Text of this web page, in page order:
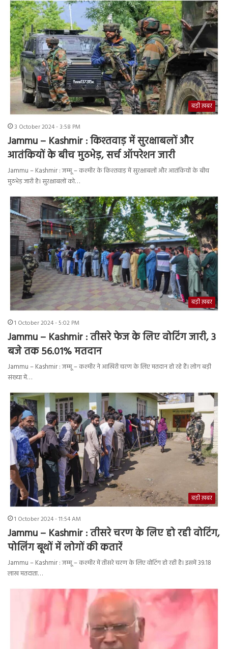
बड़ी ख़बर
3 October 2024 - 3:58 PM
Jammu – Kashmir : किश्तवाड़ में सुरक्षाबलों और
आतंकियों के बीच मुठभेड़, सर्च ऑपरेशन जारी
Jammu – Kashmir : जम्मू – कश्मीर के किश्तवाड़ में सुरक्षाबलों और आतंकियों के बीच
मुठभेड़ जारी है। सुरक्षाबलों को…
बड़ी ख़बर
1 October 2024 - 5:02 PM
Jammu – Kashmir : तीसरे फेज के लिए वोटिंग जारी, 3
बजे तक 56.01% मतदान
Jammu – Kashmir : जम्मू – कश्मीर ने आखिरी चरण के लिए मतदान हो रहे हैं। लोग बड़ी
संख्या में…
बड़ी ख़बर
1 October 2024 - 11:54 AM
Jammu – Kashmir : तीसरे चरण के लिए हो रही वोटिंग,
पोलिंग बूथों में लोगों की कतारें
Jammu – Kashmir : जम्मू – कश्मीर में तीसरे चरण के लिए वोटिंग हो रही है। इसमें 39.18
लाख मतदाता…